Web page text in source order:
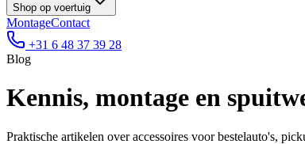
Shop op voertuig
MontageContact
+31 6 48 37 39 28
Blog
Kennis, montage en
Praktische artikelen over accessoires voor bestelauto's,